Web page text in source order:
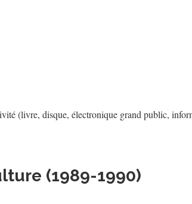
(livre, disque, électronique grand public,
(1989-1990)